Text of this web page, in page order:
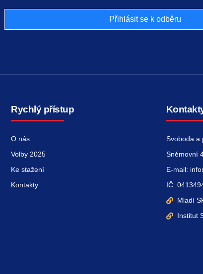
Přihlásit se k odběru
Rychlý přístup
O nás
Volby 2025
Ke stažení
Kontakty
Svoboda a
Sněmovní
E-mail:
IČ:
Mladí
Institut